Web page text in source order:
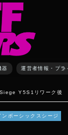
器 運営者情報・プ
Y5S1リワーク後
ンボーシックスシージ